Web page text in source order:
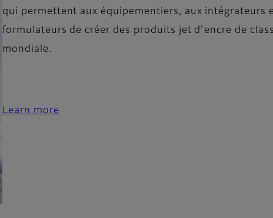
qui permettent aux équipementiers, aux intégrateurs
formulateurs de créer des produits jet d'encre de
mondiale.
Learn more